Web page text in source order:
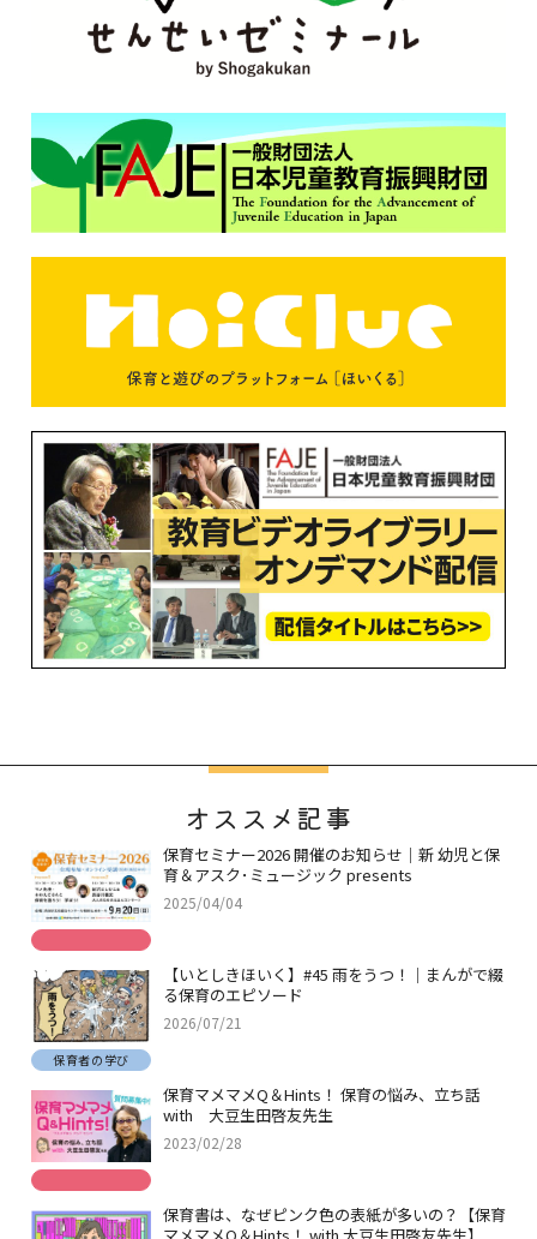
オススメ記事
保育セミナー2026 開催のお知らせ｜新 幼児と保
育＆アスク･ミュージック presents
2025/04/04
【いとしきほいく】#45 雨をうつ！｜まんがで綴
る保育のエピソード
2026/07/21
保育者の学び
保育マメマメQ＆Hints！ 保育の悩み、立ち話
with 大豆生田啓友先生
2023/02/28
保育書は、なぜピンク色の表紙が多いの？【保育
マメマメQ＆Hints！ with 大豆生田啓友先生】